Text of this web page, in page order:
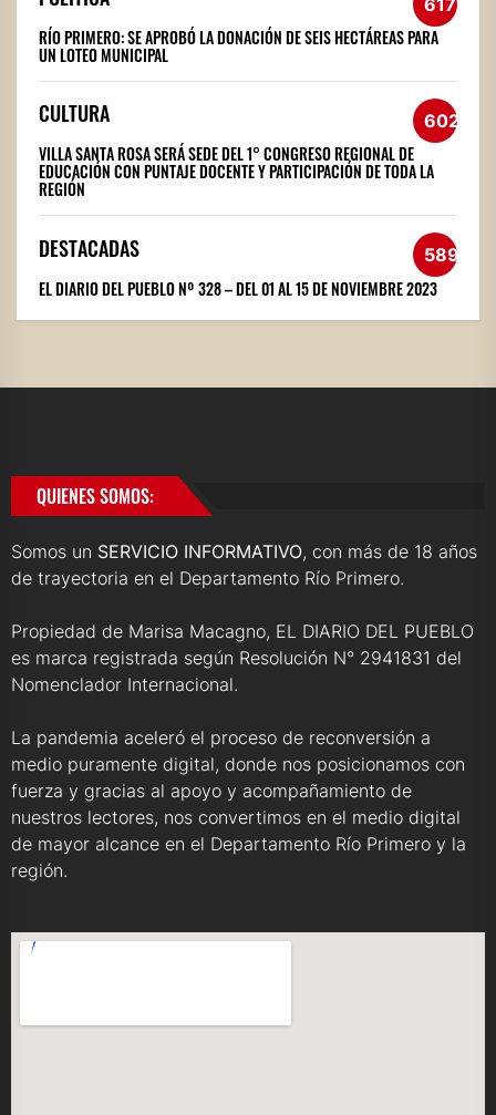
617
RÍO PRIMERO: SE APROBÓ LA DONACIÓN DE SEIS HECTÁREAS PARA
UN LOTEO MUNICIPAL
CULTURA 602
VILLA SANTA ROSA SERÁ SEDE DEL 1° CONGRESO REGIONAL DE
EDUCACIÓN CON PUNTAJE DOCENTE Y PARTICIPACIÓN DE TODA LA
REGIÓN
DESTACADAS 589
EL DIARIO DEL PUEBLO Nº 328 – DEL 01 AL 15 DE NOVIEMBRE 2023
QUIENES SOMOS:
Somos un SERVICIO INFORMATIVO, con más de 18 años
de trayectoria en el Departamento Río Primero.
Propiedad de Marisa Macagno, EL DIARIO DEL PUEBLO
es marca registrada según Resolución N° 2941831 del
Nomenclador Internacional.
La pandemia aceleró el proceso de reconversión a
medio puramente digital, donde nos posicionamos con
fuerza y gracias al apoyo y acompañamiento de
nuestros lectores, nos convertimos en el medio digital
de mayor alcance en el Departamento Río Primero y la
región.